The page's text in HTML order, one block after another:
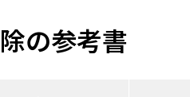
の参考書